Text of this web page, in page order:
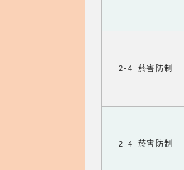
2-4 菸害防制
2-4 菸害防制